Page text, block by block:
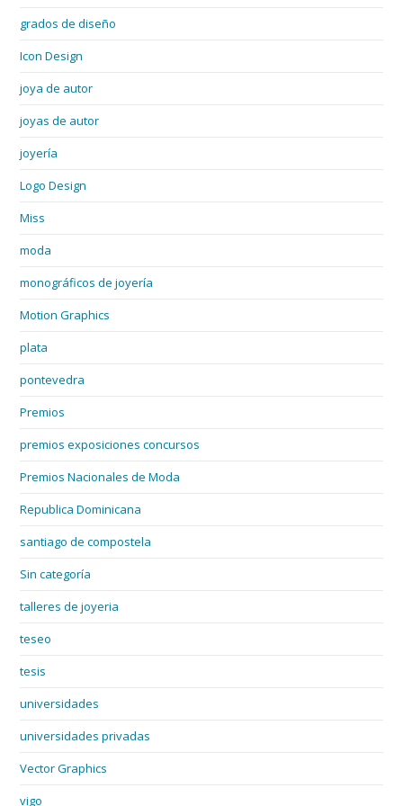
grados de diseño
Icon Design
joya de autor
joyas de autor
joyería
Logo Design
Miss
moda
monográficos de joyería
Motion Graphics
plata
pontevedra
Premios
premios exposiciones concursos
Premios Nacionales de Moda
Republica Dominicana
santiago de compostela
Sin categoría
talleres de joyeria
teseo
tesis
universidades
universidades privadas
Vector Graphics
vigo